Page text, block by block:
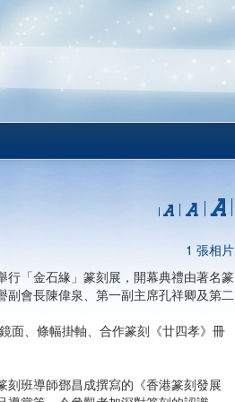
1 張相片
「金石緣」篆刻展，開幕典禮由著名篆
會長陳偉泉、第一副主席孔祥卿及第二
面、條幅掛軸、合作篆刻《廿四孝》冊
班導師鄧昌成撰寫的《香港篆刻發展